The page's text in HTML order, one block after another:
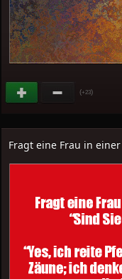
(+23)
Fragt eine Frau in